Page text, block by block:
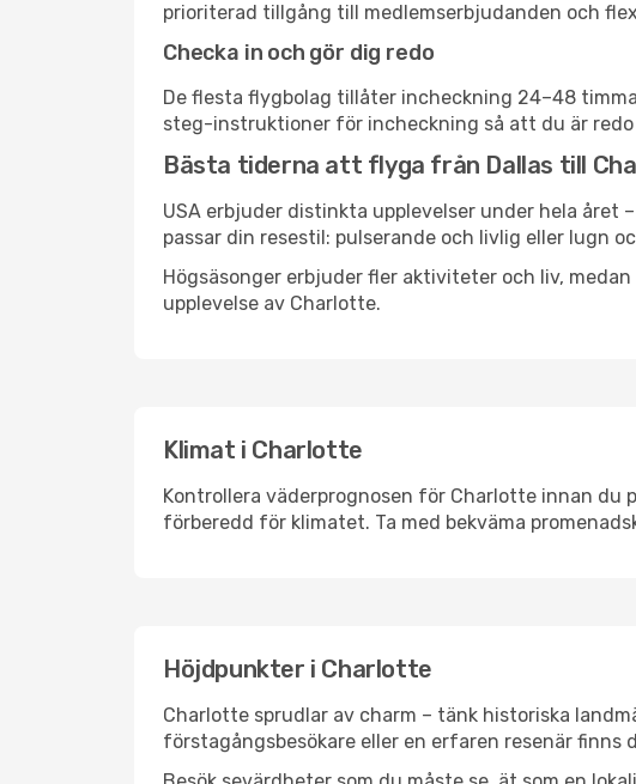
prioriterad tillgång till medlemserbjudanden och
Checka in och gör dig redo
De flesta flygbolag tillåter incheckning 24–48
steg-instruktioner för incheckning så att du är
Bästa tiderna att flyga från Dallas till
USA erbjuder distinkta upplevelser under hela
passar din resestil: pulserande och livlig eller lugn
Högsäsonger erbjuder fler aktiviteter och liv,
upplevelse av Charlotte.
Klimat i Charlotte
Kontrollera väderprognosen för Charlotte innan du
förberedd för klimatet. Ta med bekväma
Höjdpunkter i Charlotte
Charlotte sprudlar av charm – tänk historiska
förstagångsbesökare eller en erfaren resenär